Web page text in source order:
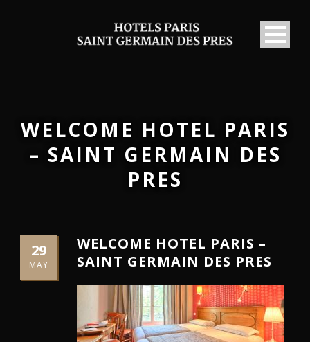
WELCOME HOTEL PARIS
– SAINT GERMAIN DES
PRES
29
MAY
WELCOME HOTEL PARIS –
SAINT GERMAIN DES PRES